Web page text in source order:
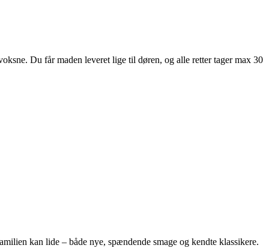
Du får maden leveret lige til døren, og alle retter tager max 30
kan lide – både nye, spændende smage og kendte klassikere.